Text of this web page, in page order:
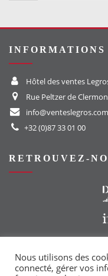
Hôtel des ventes
Rue Peltzer de
info@venteslegros.com
+32 (0)87 33 01 00
RETROUVEZ-
Nous utilisons des
connecté, gérer vos